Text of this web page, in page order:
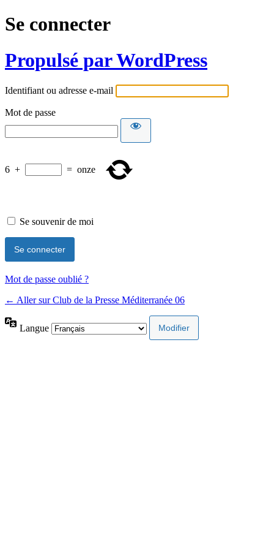
Se connecter
Propulsé par WordPress
Identifiant ou adresse e-mail
Mot de passe
6 + = onze
Se souvenir de moi
Mot de passe oublié ?
← Aller sur Club de la Presse Méditerranée 06
Langue